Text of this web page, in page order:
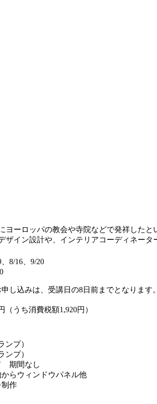
ーロッパの教会や寺院などで発祥した
イン設計や、インテリアコーディネー
8/16、9/20
し込みは、受講日の8日前までとなります。
（うち消費税額1,920円）
プ）
プ）
期間なし
らウィンドウパネル他
作